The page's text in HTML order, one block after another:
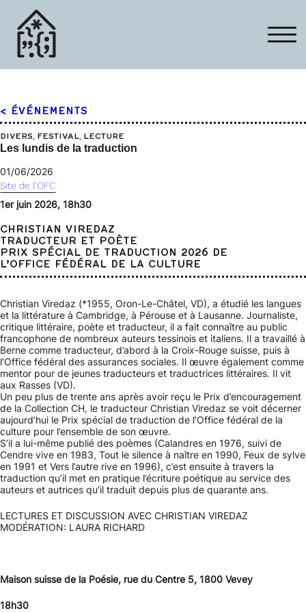
< ÉVÉNEMENTS
DIVERS, FESTIVAL, LECTURE
Les lundis de la traduction
01/06/2026
Site de l’OFC
1er juin 2026, 18h30
CHRISTIAN VIREDAZ
TRADUCTEUR ET POÈTE
PRIX SPÉCIAL DE TRADUCTION 2026 DE
L’OFFICE FÉDÉRAL DE LA CULTURE
Christian Viredaz (*1955, Oron-Le-Châtel, VD), a étudié les langues
et la littérature à Cambridge, à Pérouse et à Lausanne. Journaliste,
critique littéraire, poète et traducteur, il a fait connaître au public
francophone de nombreux auteurs tessinois et italiens. Il a travaillé à
Berne comme traducteur, d’abord à la Croix-Rouge suisse, puis à
l’Office fédéral des assurances sociales. Il œuvre également comme
mentor pour de jeunes traducteurs et traductrices littéraires. Il vit
aux Rasses (VD).
Un peu plus de trente ans après avoir reçu le Prix d’encouragement
de la Collection CH, le traducteur Christian Viredaz se voit décerner
aujourd’hui le Prix spécial de traduction de l’Office fédéral de la
culture pour l’ensemble de son œuvre.
S’il a lui-même publié des poèmes (Calandres en 1976, suivi de
Cendre vive en 1983, Tout le silence à naître en 1990, Feux de sylve
en 1991 et Vers l’autre rive en 1996), c’est ensuite à travers la
traduction qu’il met en pratique l’écriture poétique au service des
auteurs et autrices qu’il traduit depuis plus de quarante ans.
LECTURES ET DISCUSSION AVEC CHRISTIAN VIREDAZ
MODÉRATION: LAURA RICHARD
Maison suisse de la Poésie, rue du Centre 5, 1800 Vevey
18h30